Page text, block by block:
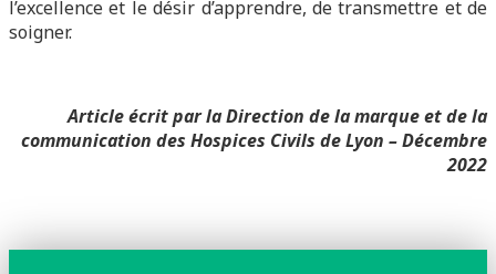
l’excellence et le désir d’apprendre, de transmettre et de
soigner.
Article écrit par la Direction de la marque et de la
communication des Hospices Civils de Lyon – Décembre
2022